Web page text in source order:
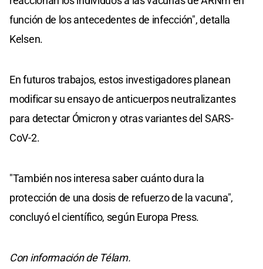
función de los antecedentes de infección", detalla
Kelsen.
En futuros trabajos, estos investigadores planean
modificar su ensayo de anticuerpos neutralizantes
para detectar Ómicron y otras variantes del SARS-
CoV-2.
"También nos interesa saber cuánto dura la
protección de una dosis de refuerzo de la vacuna",
concluyó el científico, según Europa Press.
Con información de Télam.